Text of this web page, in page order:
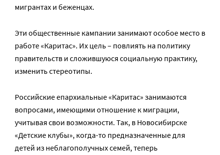
мигрантах и беженцах.
Эти общественные кампании занимают особое место в
работе «Каритас». Их цель – повлиять на политику
правительств и сложившуюся социальную практику,
изменить стереотипы.
Российские епархиальные «Каритас» занимаются
вопросами, имеющими отношение к миграции,
учитывая свои возможности. Так, в Новосибирске
«Детские клубы», когда-то предназначенные для
детей из неблагополучных семей, теперь